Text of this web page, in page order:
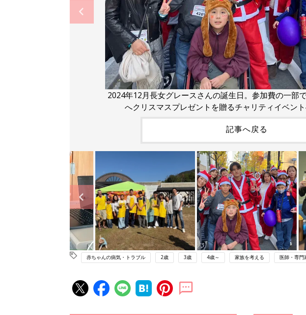
2024年12月長女グレースさんの誕生日。参加費の一部
へクリスマスプレゼントを贈るチャリティイベント
記事へ戻る
赤ちゃんの病気・トラブル 2歳 3歳 4歳～ 家族を考える 医師・専門